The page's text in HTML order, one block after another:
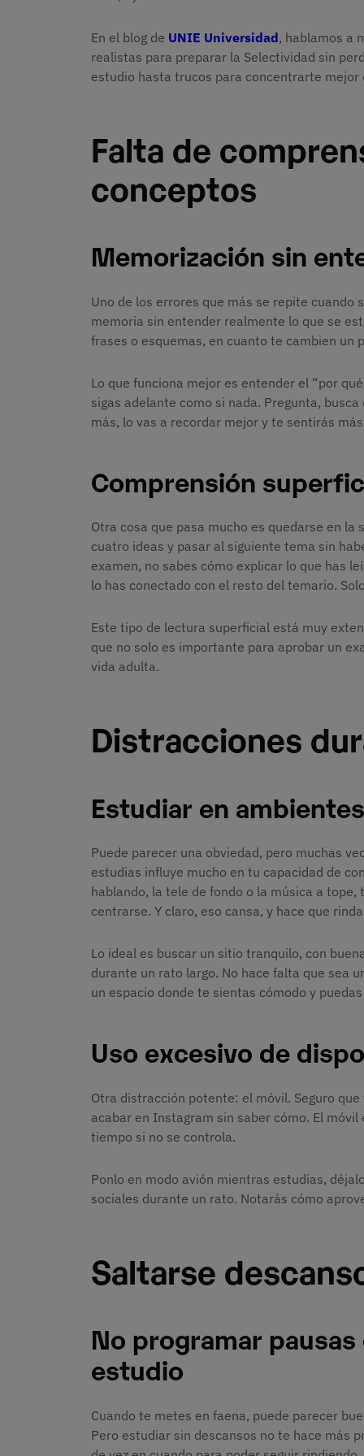
En el blog de UNIE Universidad, hablamos a
realistas para preparar la Selectividad sin
estudio hasta trucos para concentrarte
Falta de
conceptos
Memorización sin
Uno de los errores que más se repite
memoria sin entender realmente lo que se
frases o esquemas, en cuanto te cambien un
Lo que funciona mejor es entender el “por
sigas adelante como si nada. Pregunta,
más, lo vas a recordar mejor y te sentirás
Comprensión
Otra cosa que pasa mucho es quedarse en
cuatro ideas y pasar al siguiente tema sin
examen, no sabes cómo explicar lo que has
lo has conectado con el resto del temario.
Este tipo de lectura superficial está muy
que no solo es importante para aprobar un
vida adulta.
Distracciones
Estudiar en
Puede parecer una obviedad, pero muchas
estudias influye mucho en tu capacidad de
hablando, la tele de fondo o la música a
centrarse. Y claro, eso cansa, y hace que
Lo ideal es buscar un sitio tranquilo, con
durante un rato largo. No hace falta que sea
un espacio donde te sientas cómodo y
Uso excesivo de
Otra distracción potente: el móvil. Seguro
acabar en Instagram sin saber cómo. El
tiempo si no se controla.
Ponlo en modo avión mientras estudias,
sociales durante un rato. Notarás cómo
Saltarse
No programar
estudio
Cuando te metes en faena, puede parecer
Pero estudiar sin descansos no te hace más